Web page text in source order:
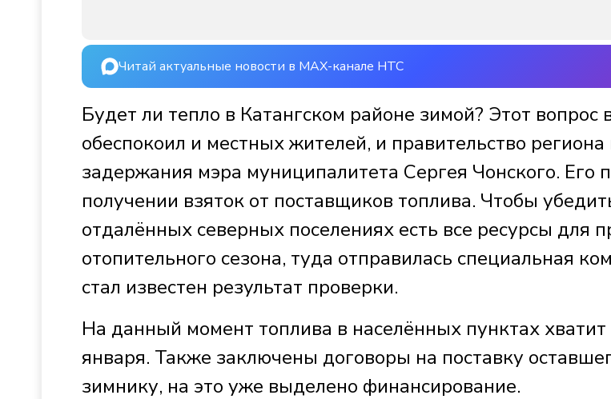
Читай актуальные новости в MAX-канале НТС
Будет ли тепло в Катангском районе зимой? Этот вопрос
обеспокоил и местных жителей, и правительство региона
задержания мэра муниципалитета Сергея Чонского. Его
получении взяток от поставщиков топлива. Чтобы
отдалённых северных поселениях есть все ресурсы для
отопительного сезона, туда отправилась специальная
стал известен результат проверки.
На данный момент топлива в населённых пунктах
января. Также заключены договоры на поставку
зимнику, на это уже выделено финансирование.